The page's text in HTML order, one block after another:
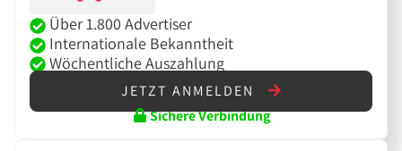
Über 1.800 Advertiser
Internationale Bekanntheit
Wöchentliche Auszahlung
JETZT ANMELDEN
Sichere Verbindung